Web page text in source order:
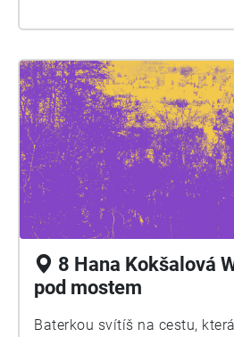
z vrstvy bakterií otisklých z
oltáře, do oltáře z želé.
Směrem v pravotočivé
který ženou a krmí živiny
přestává být pouhým
ožívá, mění. Neustále se
Zviditelněná mikrobická těla.
Organismům není možné
ani pak určit hranici, kde
začíná. Nový oltář prorůstá
v zahradě, mění ho v sebe.
potravy a rozpíná se.
8 Hana Kokšalová
pod mostem
Baterkou svítíš na cestu,